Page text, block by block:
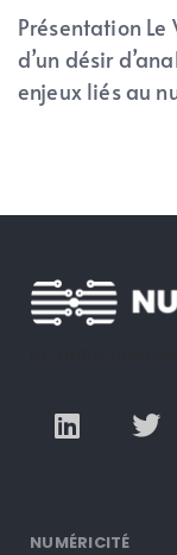
Présentation Le
d’un désir
enjeux liés au
NUMÉRICITÉ